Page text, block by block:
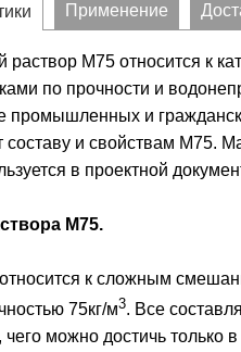
Применение
раствор М75 относится к
по прочности и
промышленных и
составу и свойствам М75.
в проектной
М75.
к сложным
75кг/м3. Все
можно достичь только